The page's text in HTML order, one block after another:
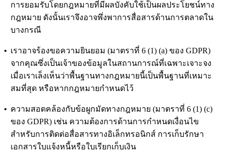
การยอมรับโดยกฎหมายที่มีผลบังคับใช้เป็นผลประโยชน์ทาง
กฎหมาย ดังนั้นเราจึงอาจพึ่งพาการสื่อสารด้านการตลาดใน
บางกรณี
• เราอาจร้องขอความยินยอม (มาตราที่ 6 (1) (a) ของ GDPR)
จากคุณซึ่งเป็นเจ้าของข้อมูลในสถานการณ์ที่เฉพาะเจาะจง
เมื่อเราเล็งเห็นว่าพื้นฐานทางกฎหมายนี้เป็นพื้นฐานที่เหมาะ
สมที่สุด หรือหากกฎหมายกําหนดไว้
• ความสอดคล้องกับข้อผูกมัดทางกฎหมาย (มาตราที่ 6 (1) (c)
ของ GDPR) เช่น ความต้องการด้านการกำหนดเงื่อนไข
สำหรับการติดต่อสื่อสารทางอิเล็กทรอนิกส์ การเก็บรักษา
เอกสารใบแจ้งหนี้หรือใบเรียกเก็บเงิน